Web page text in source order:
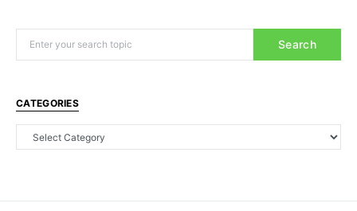
Search
CATEGORIES